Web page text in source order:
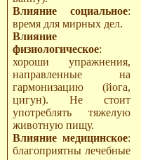
Влияние социальное:
время для мирных дел.
Влияние
физиологическое:
хороши упражнения,
направленные на
гармонизацию (йога,
цигун). Не стоит
употреблять тяжелую
животную пищу.
Влияние медицинское:
благоприятны лечебные